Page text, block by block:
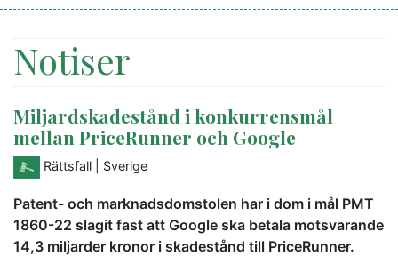
Notiser
Miljardskadestånd i konkurrensmål
mellan PriceRunner och Google
Rättsfall | Sverige
Patent- och marknadsdomstolen har i dom i mål PMT
1860-22 slagit fast att Google ska betala motsvarande
14,3 miljarder kronor i skadestånd till PriceRunner.